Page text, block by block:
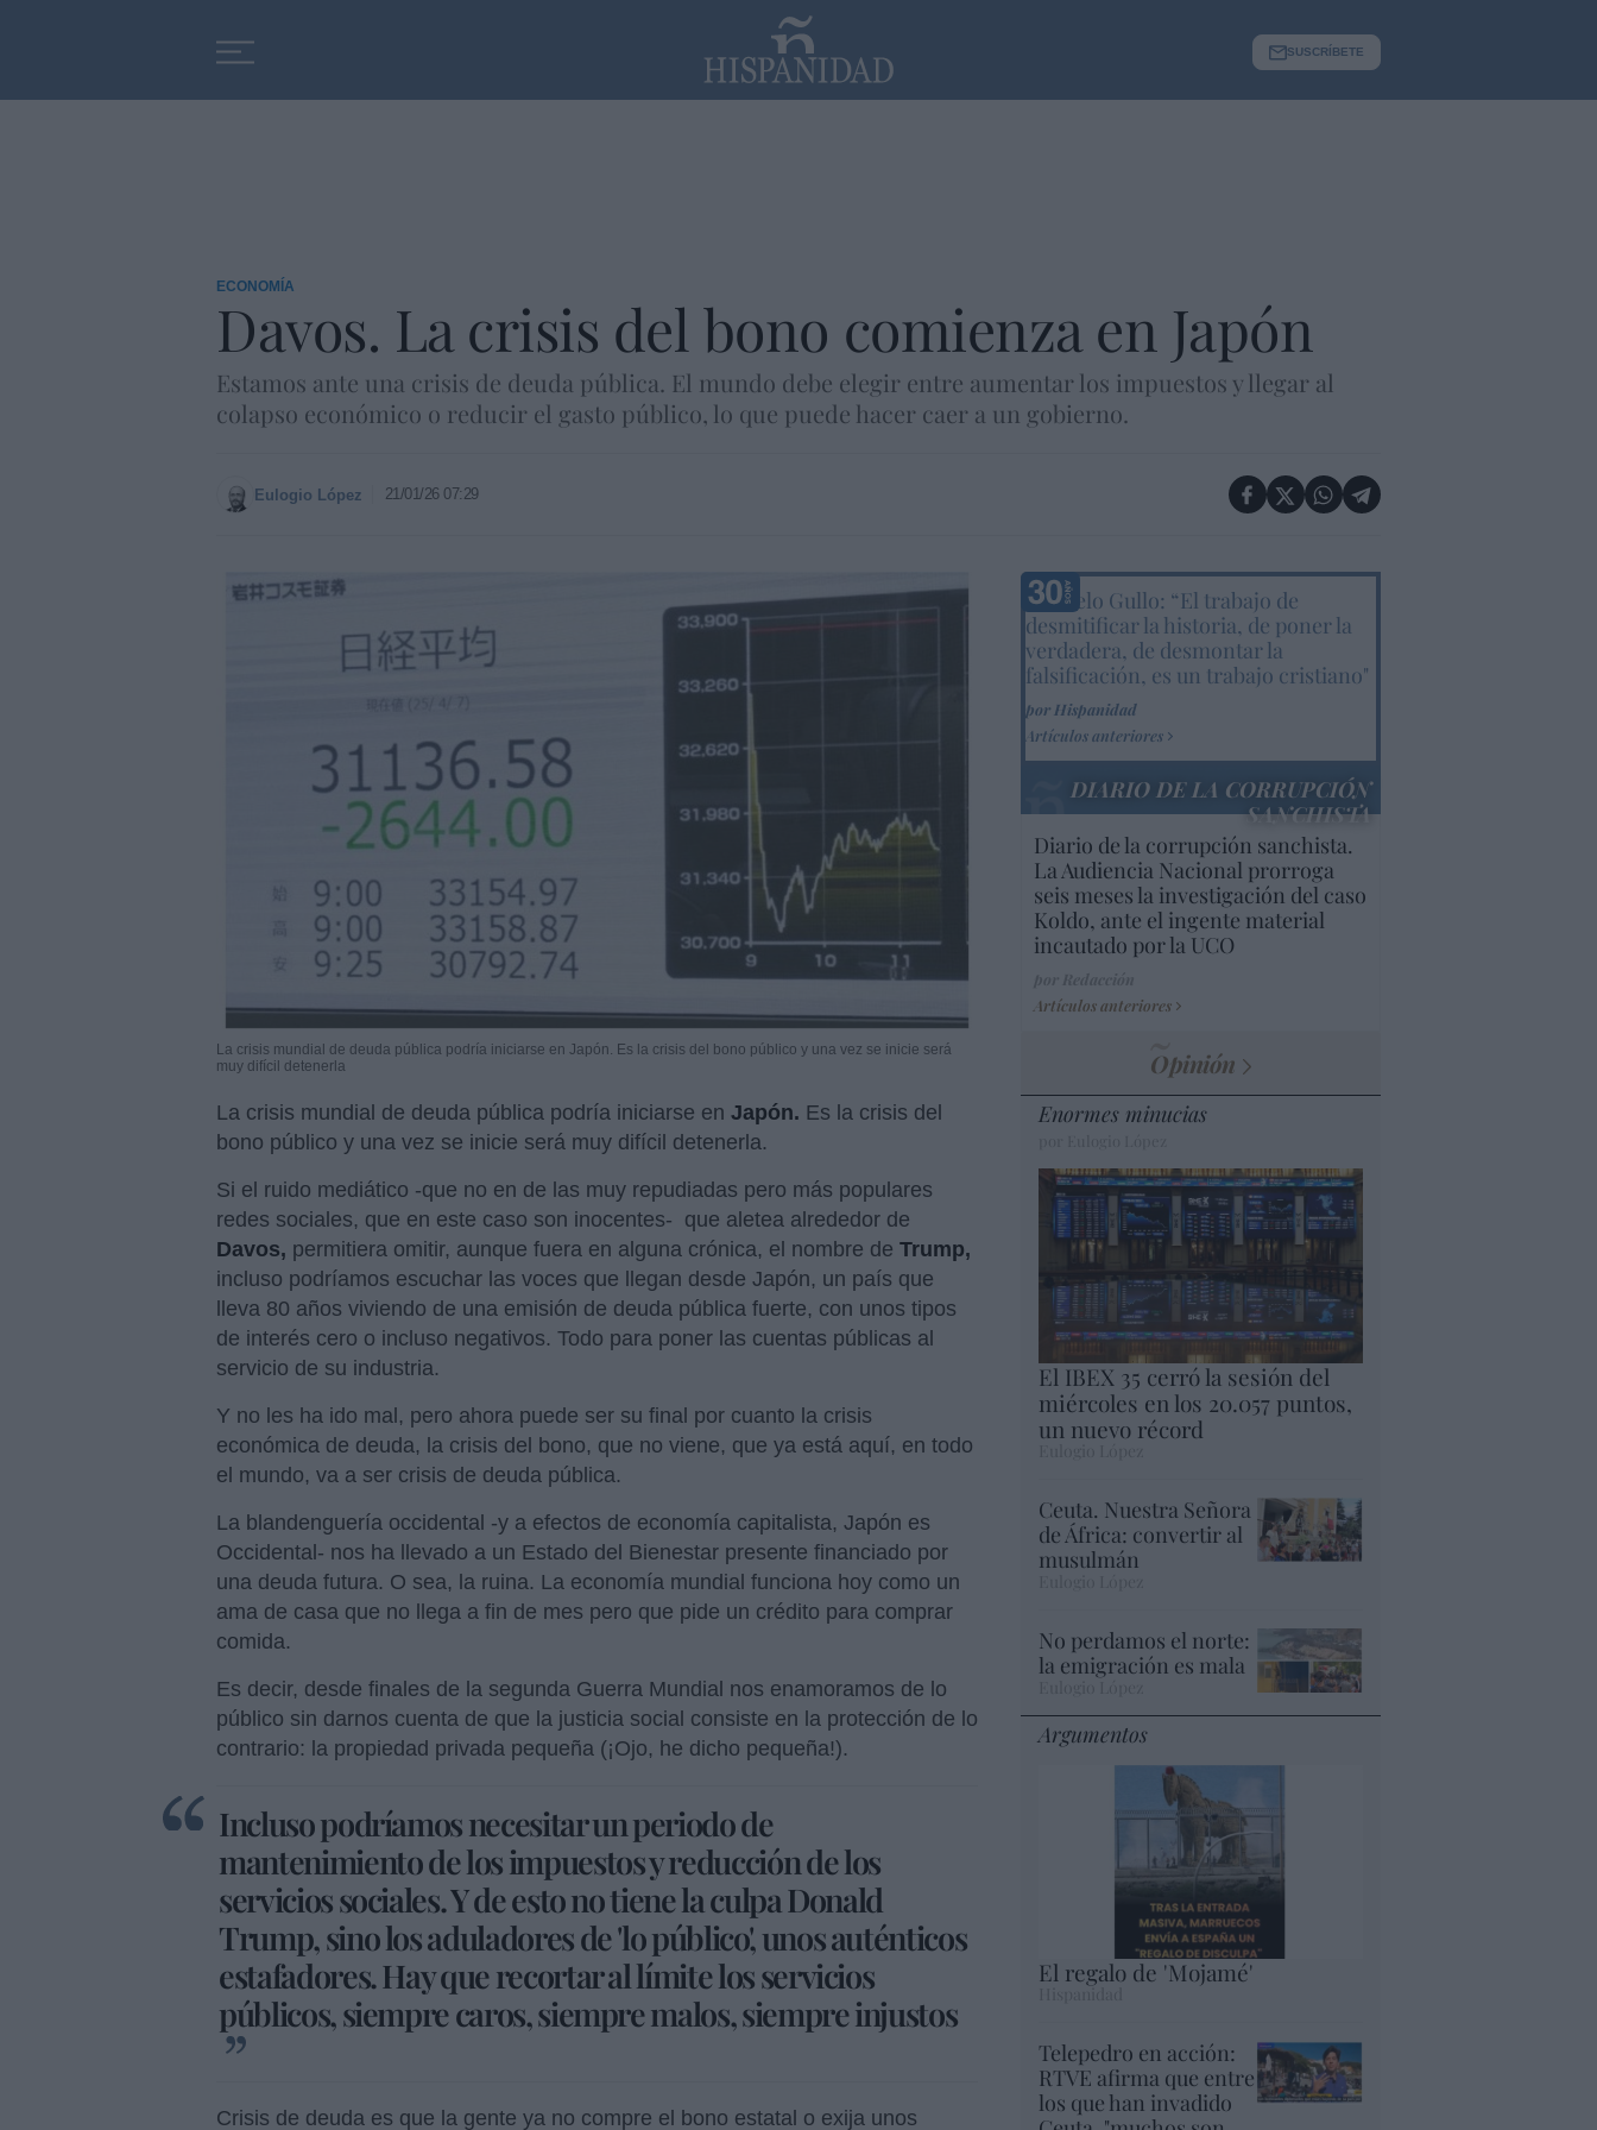
SUSCRÍBETE
ECONOMÍA
Davos. La crisis del bono comienza en Japón
Estamos ante una crisis de deuda pública. El mundo debe elegir entre aumentar los impuestos y llegar al
colapso económico o reducir el gasto público, lo que puede hacer caer a un gobierno.
Eulogio López 21/01/26 07:29
La crisis mundial de deuda pública podría iniciarse en Japón. Es la crisis del bono público y una vez se inicie será
muy difícil detenerla
La crisis mundial de deuda pública podría iniciarse en Japón. Es la crisis del
bono público y una vez se inicie será muy difícil detenerla.
Si el ruido mediático -que no en de las muy repudiadas pero más populares
redes sociales, que en este caso son inocentes- que aletea alrededor de
Davos, permitiera omitir, aunque fuera en alguna crónica, el nombre de Trump,
incluso podríamos escuchar las voces que llegan desde Japón, un país que
lleva 80 años viviendo de una emisión de deuda pública fuerte, con unos tipos
de interés cero o incluso negativos. Todo para poner las cuentas públicas al
servicio de su industria.
Y no les ha ido mal, pero ahora puede ser su final por cuanto la crisis
económica de deuda, la crisis del bono, que no viene, que ya está aquí, en todo
el mundo, va a ser crisis de deuda pública.
La blandenguería occidental -y a efectos de economía capitalista, Japón es
Occidental- nos ha llevado a un Estado del Bienestar presente financiado por
una deuda futura. O sea, la ruina. La economía mundial funciona hoy como un
ama de casa que no llega a fin de mes pero que pide un crédito para comprar
comida.
Es decir, desde finales de la segunda Guerra Mundial nos enamoramos de lo
público sin darnos cuenta de que la justicia social consiste en la protección de lo
contrario: la propiedad privada pequeña (¡Ojo, he dicho pequeña!).
Incluso podríamos necesitar un periodo de
mantenimiento de los impuestos y reducción de los
servicios sociales. Y de esto no tiene la culpa Donald
Trump, sino los aduladores de 'lo público', unos auténticos
estafadores. Hay que recortar al límite los servicios
públicos, siempre caros, siempre malos, siempre injustos
Crisis de deuda es que la gente ya no compre el bono estatal o exija unos
Marcelo Gullo: “El trabajo de
desmitificar la historia, de poner la
verdadera, de desmontar la
falsificación, es un trabajo cristiano"
por Hispanidad
Artículos anteriores
DIARIO DE LA CORRUPCIÓN
SANCHISTA
Diario de la corrupción sanchista.
La Audiencia Nacional prorroga
seis meses la investigación del caso
Koldo, ante el ingente material
incautado por la UCO
Artículos anteriores
Opinión
Enormes minucias
El IBEX 35 cerró la sesión del
miércoles en los 20.057 puntos,
un nuevo récord
Ceuta. Nuestra Señora
de África: convertir al
musulmán
No perdamos el norte:
la emigración es mala
Argumentos
El regalo de 'Mojamé'
Telepedro en acción:
RTVE afirma que entre
los que han invadido